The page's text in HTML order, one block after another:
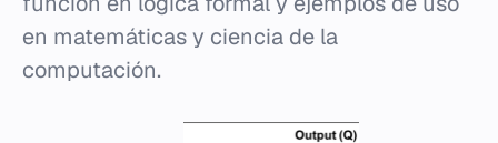
en matemáticas y ciencia de la
computación.